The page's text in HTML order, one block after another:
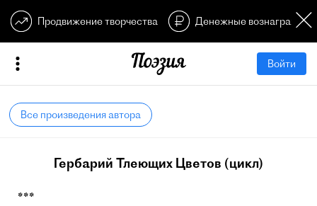
Продвижение творчества Денежные
Войти
Все произведения автора
Гербарий Тлеющих Цветов (цикл)
***